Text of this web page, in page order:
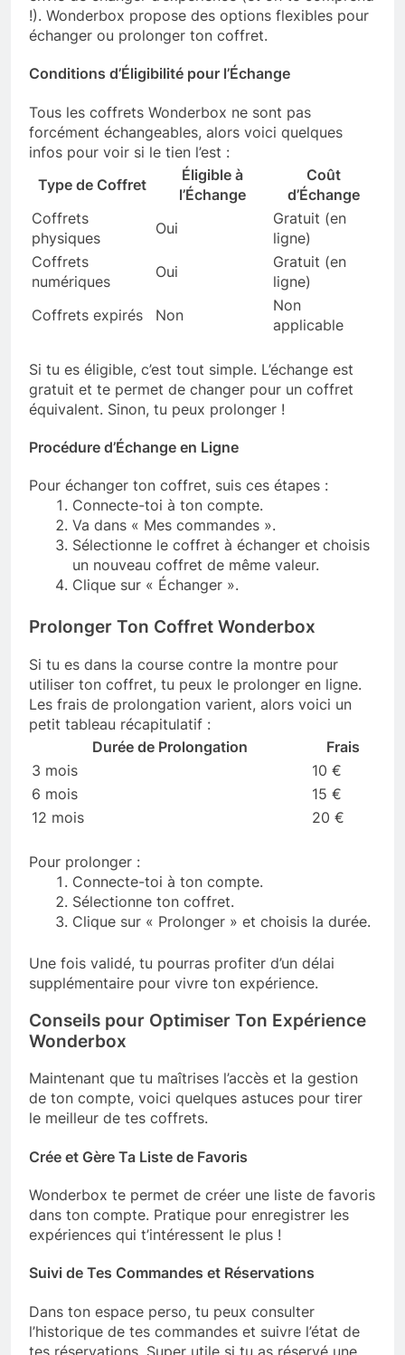
!). Wonderbox propose des options flexibles pour
échanger ou prolonger ton coffret.
Conditions d’Éligibilité pour l’Échange
Tous les coffrets Wonderbox ne sont pas
forcément échangeables, alors voici quelques
infos pour voir si le tien l’est :
Type de Coffret
Éligible à
l’Échange
Coût
d’Échange
Coffrets
physiques
Oui
Gratuit (en
ligne)
Coffrets
numériques
Oui
Gratuit (en
ligne)
Coffrets expirés
Non
Non
applicable
Si tu es éligible, c’est tout simple. L’échange est
gratuit et te permet de changer pour un coffret
équivalent. Sinon, tu peux prolonger !
Procédure d’Échange en Ligne
Pour échanger ton coffret, suis ces étapes :
Connecte-toi à ton compte.
Va dans « Mes commandes ».
Sélectionne le coffret à échanger et choisis
un nouveau coffret de même valeur.
Clique sur « Échanger ».
Prolonger Ton Coffret Wonderbox
Si tu es dans la course contre la montre pour
utiliser ton coffret, tu peux le prolonger en ligne.
Les frais de prolongation varient, alors voici un
petit tableau récapitulatif :
Durée de Prolongation
Frais
3 mois
10 €
6 mois
15 €
12 mois
20 €
Pour prolonger :
Connecte-toi à ton compte.
Sélectionne ton coffret.
Clique sur « Prolonger » et choisis la durée.
Une fois validé, tu pourras profiter d’un délai
supplémentaire pour vivre ton expérience.
Conseils pour Optimiser Ton Expérience
Wonderbox
Maintenant que tu maîtrises l’accès et la gestion
de ton compte, voici quelques astuces pour tirer
le meilleur de tes coffrets.
Crée et Gère Ta Liste de Favoris
Wonderbox te permet de créer une liste de favoris
dans ton compte. Pratique pour enregistrer les
expériences qui t’intéressent le plus !
Suivi de Tes Commandes et Réservations
Dans ton espace perso, tu peux consulter
l’historique de tes commandes et suivre l’état de
tes réservations. Super utile si tu as réservé une